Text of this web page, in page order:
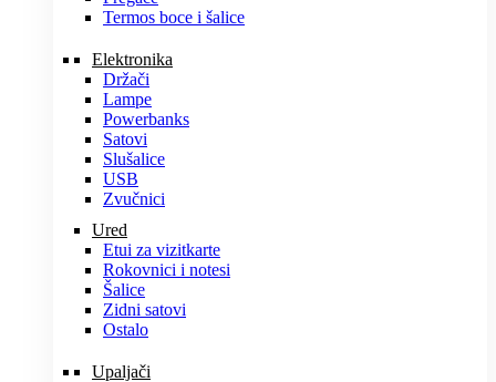
Termos boce i šalice
Elektronika
Držači
Lampe
Powerbanks
Satovi
Slušalice
USB
Zvučnici
Ured
Etui za vizitkarte
Rokovnici i notesi
Šalice
Zidni satovi
Ostalo
Upaljači